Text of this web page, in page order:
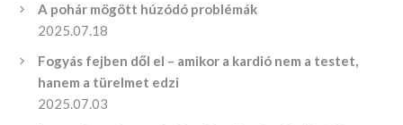
A pohár mögött húzódó problémák
2025.07.18
Fogyás fejben dől el – amikor a kardió nem a testet,
hanem a türelmet edzi
2025.07.03